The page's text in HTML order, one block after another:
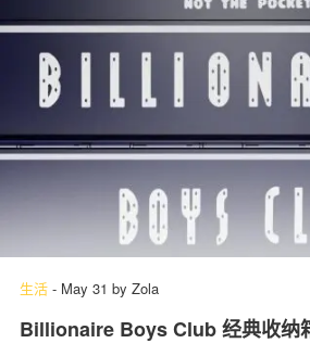
生活 - May 31 by Zola
Billionaire Boys Club 经典收纳